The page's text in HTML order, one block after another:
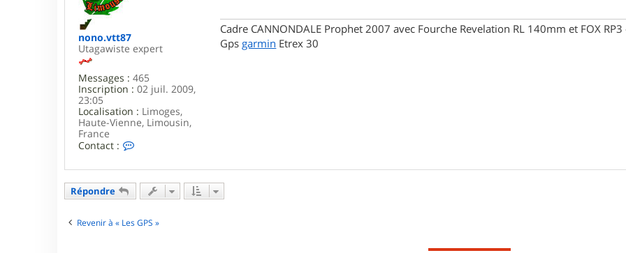
nono.vtt87
Utagawiste expert
Messages : 465
Inscription : 02 juil. 2009,
23:05
Localisation : Limoges,
Haute-Vienne, Limousin,
France
Contact :
n
c
e
Cadre CANNONDALE Prophet 2007 avec Fourche Revelation RL 140mm et FOX
Gps garmin Etrex 30
Répondre
Revenir à « Les GPS »